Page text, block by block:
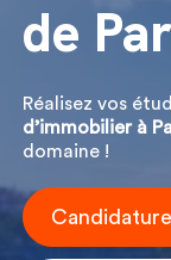
de
Réalisez vos
d’immobilier à
domaine !
Candidature